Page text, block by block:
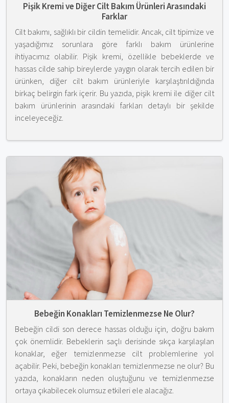
Pişik Kremi ve Diğer Cilt Bakım Ürünleri Arasındaki
Farklar
Cilt bakımı, sağlıklı bir cildin temelidir. Ancak, cilt tipimize ve
yaşadığımız sorunlara göre farklı bakım ürünlerine
ihtiyacımız olabilir. Pişik kremi, özellikle bebeklerde ve
hassas cilde sahip bireylerde yaygın olarak tercih edilen bir
ürünken, diğer cilt bakım ürünleriyle karşılaştırıldığında
birkaç belirgin fark içerir. Bu yazıda, pişik kremi ile diğer cilt
bakım ürünlerinin arasındaki farkları detaylı bir şekilde
inceleyeceğiz.
Bebeğin Konakları Temizlenmezse Ne Olur?
Bebeğin cildi son derece hassas olduğu için, doğru bakım
çok önemlidir. Bebeklerin saçlı derisinde sıkça karşılaşılan
konaklar, eğer temizlenmezse cilt problemlerine yol
açabilir. Peki, bebeğin konakları temizlenmezse ne olur? Bu
yazıda, konakların neden oluştuğunu ve temizlenmezse
ortaya çıkabilecek olumsuz etkileri ele alacağız.